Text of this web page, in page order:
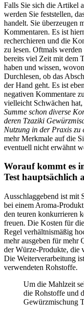
Falls Sie sich die Artikel
werden Sie feststellen,
handelt. Sie überzeugen
Kommentaren. Es ist
recherchieren und die
zu lesen. Oftmals
bereits viel Zeit mit dem
haben und wissen,
Durchlesen, ob das
der Hand geht. Es ist
negativen Kommentare
vielleicht Schwächen
Summe schon diverse
deren Tzaziki
Nutzung in der Praxis zu
mehr Merkmale auf die
eventuell nicht erwähnt
Worauf kommt es
Test hauptsächlich
Ausschlaggebend ist mit
bei einem Aroma-
den teuren konkurrieren
freuen. Die Kosten für
Regel verhältnismäßig
mehr ausgeben für mehr
der Würze-Produkte,
Die Weiterverarbeitung
verwendeten Rohstoffe.
Um die Mahlzeit
die Rohstoffe und
Gewürzmischung